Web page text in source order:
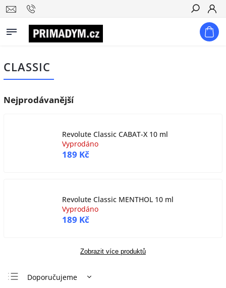
Hledat
CLASSIC
Nejprodávanější
Revolute Classic CABAT-X 10 ml
Vyprodáno
189 Kč
Revolute Classic MENTHOL 10 ml
Vyprodáno
189 Kč
Zobrazit více produktů
Doporučujeme